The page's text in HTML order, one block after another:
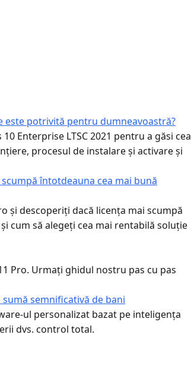
este potrivită pentru dumneavoastră?
Enterprise LTSC 2021 pentru a găsi cea
procesul de instalare și activare și
întotdeauna cea mai bună
și descoperiți dacă licența mai scumpă
cum să alegeți cea mai rentabilă soluție
Pro. Urmați ghidul nostru pas cu pas
semnificativă de bani
ul personalizat bazat pe inteligența
dvs. control total.